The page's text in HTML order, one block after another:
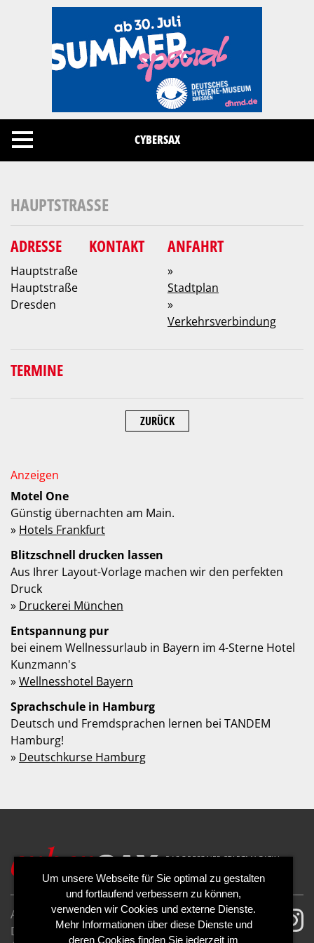
CYBERSAX
HAUPTSTRASSE
ADRESSE
Hauptstraße
Hauptstraße
Dresden
KONTAKT ANFAHRT
»
Stadtplan
»
Verkehrsverbindung
TERMINE
ZURÜCK
Motel One
Günstig übernachten am Main.
» Hotels Frankfurt
Blitzschnell drucken lassen
Aus Ihrer Layout-Vorlage machen wir den perfekten
Druck
» Druckerei München
Entspannung pur
bei einem Wellnessurlaub in Bayern im 4-Sterne Hotel
Kunzmann's
»Wellnesshotel Bayern
Sprachschule in Hamburg
Deutsch und Fremdsprachen lernen bei TANDEM
Hamburg!
» Deutschkurse Hamburg
AGB
Impressum
Datenschutzerklärung
Cookies
Cookies management panel
Um unsere Webseite für Sie optimal zu gestalten
und fortlaufend verbessern zu können,
verwenden wir Cookies und externe Dienste.
Mehr Informationen über diese Dienste und
deren Cookies finden Sie jederzeit im